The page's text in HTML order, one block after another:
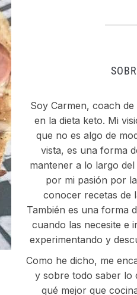
Soy Carmen, coach de
en la dieta keto. Mi
que no es algo de
vista, es una forma
mantener a lo largo
por mi pasión por
conocer recetas de
También es una forma
cuando las necesite e
experimentando y
Como he dicho, me
y sobre todo saber lo
qué mejor que